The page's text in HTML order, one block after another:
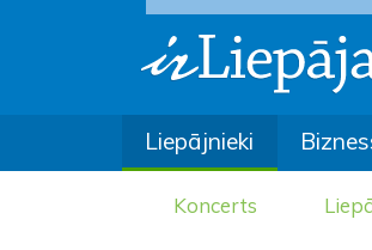
Liepājnieki
Koncerts